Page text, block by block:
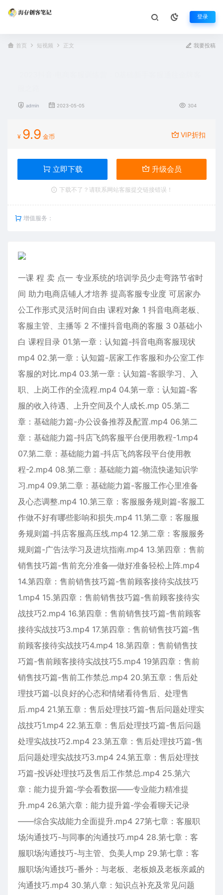
登录
首页 短视频 正文 我要投稿
admin 2023-05-05 304
¥ 9.9 金币 VIP折扣
立即下载 升级会员
下载不了？请联系网站客服提交链接错误！
增值服务：
一课 程 卖 点一 专业系统的培训学员少走弯路节省时
间 助力电商店铺人才培养 提高客服专业度 可居家办
公工作形式灵活时间自由 课程对象 1 抖音电商老板、
客服主管、主播等 2 不懂抖音电商的客服 3 0基础小
白 课程目录 01.第一章：认知篇-抖音电商客服现状
mp4 02.第一章：认知篇-居家工作客服和办公室工作
客服的对比.mp4 03.第一章：认知篇-客眼学习、入
职、上岗工作的全流程.mp4 04.第一章：认知篇-客
服的收入待遇、上升空间及个人成长.mp 05.第二
章：基础能力篇-办公设备推荐及配置.mp4 06.第二
章：基础能力篇-抖店飞鸽客服平台便用教程-1.mp4
07.第二章：基础能力篇-抖店飞鸽客段平台使用教
程-2.mp4 08.第二章：基础能力篇-物流快递知识学
习.mp4 09.第二章：基础能力篇-客服工作心里准备
及心态调整.mp4 10.第三章：客服服务规则篇-客服工
作做不好有哪些影响和损失.mp4 11.第二章：客服服
务规则篇-抖店客服高压线.mp4 12.第二章：客服服务
规则篇-广告法学习及进坑指南.mp4 13.第四章：售前
销售技巧篇-售前充分准备—做好准备轻松上阵.mp4
14.第四章：售前销售技巧篇-售前顾客接待实战技巧
1.mp4 15.第四章：售前销售技巧篇-售前顾客接待实
战技巧2.mp4 16.第四章：售前销售技巧篇-售前顾客
接待实战技巧3.mp4 17.第四章：售前销售技巧篇-售
前顾客接待实战技巧4.mp4 18.第四章：售前销售技
巧篇-售前顾客接待实战技巧5.mp4 19第四章：售前
销售技巧篇-售前工作禁总.mp4 20.第五章：售后处
理技巧篇-以良好的心态和情绪看待售后、处理售
后.mp4 21.第五章：售后处理技巧篇-售后问题处理实
战技巧1.mp4 22.第五章：售后处理技巧篇-售后问题
处理实战技巧2.mp4 23.第五章：售后处理技巧篇-售
后问题处理实战技巧3.mp4 24.第五章：售后处理技
巧篇-投诉处理技巧及售后工作禁总.mp4 25.第六
章：能力提升篇-学会看数据——专业能力精准提
升.mp4 26.第六章：能力提升篇-学会看聊天记录
——综合实战能力全面提升.mp4 27第七章：客服职
场沟通技巧-与同事的沟通技巧.mp4 28.第七章：客
服职场沟通技巧-与主管、负美人mp 29.第七章：客
服职场沟通技巧-番外：与老板、老板娘及老板亲戚的
沟通技巧.mp4 30.第八章：知识点补充及常见问题